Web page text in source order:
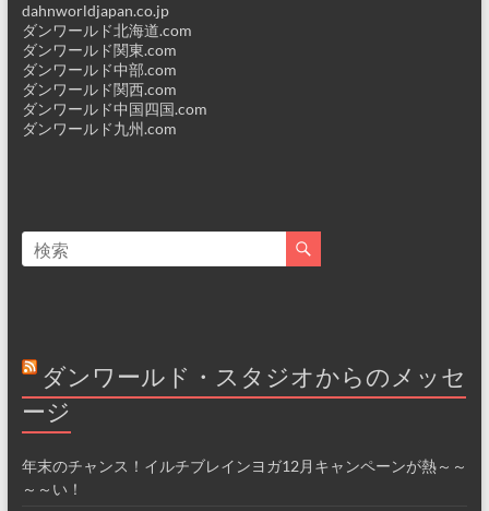
dahnworldjapan.co.jp
ダンワールド北海道.com
ダンワールド関東.com
ダンワールド中部.com
ダンワールド関西.com
ダンワールド中国四国.com
ダンワールド九州.com
ダンワールド・スタジオからのメッセ
ージ
年末のチャンス！イルチブレインヨガ12月キャンペーンが熱～～
～～い！